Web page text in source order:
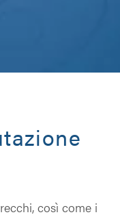
così come i